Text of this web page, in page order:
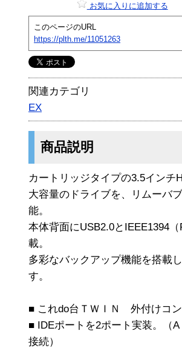
お気に入りに追加する
このページのURL
https://plth.me/11051263
関連カテゴリ
EX
商品説明
カートリッジタイプの3.5インチ
大容量のドライブを、リムーバ
能。
本体背面にUSB2.0とIEEE1394
載。
多彩なバックアップ機能を搭載
す。
■ これdo台ＴＷＩＮ 外付けコ
■ IDEポートを2ポート実装。（
接続）